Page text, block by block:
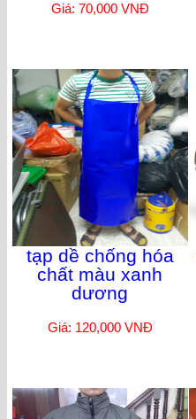
Giá: 70,000 VNĐ
tạp dề chống hóa
chất màu xanh
dương
Giá: 120,000 VNĐ